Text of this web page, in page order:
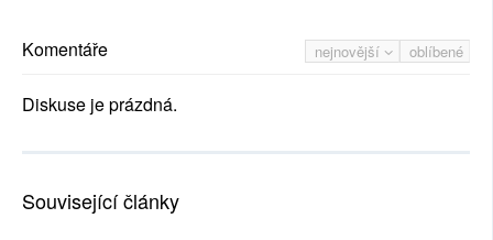
nejnovější oblíbené
Komentáře
Diskuse je prázdná.
Související články